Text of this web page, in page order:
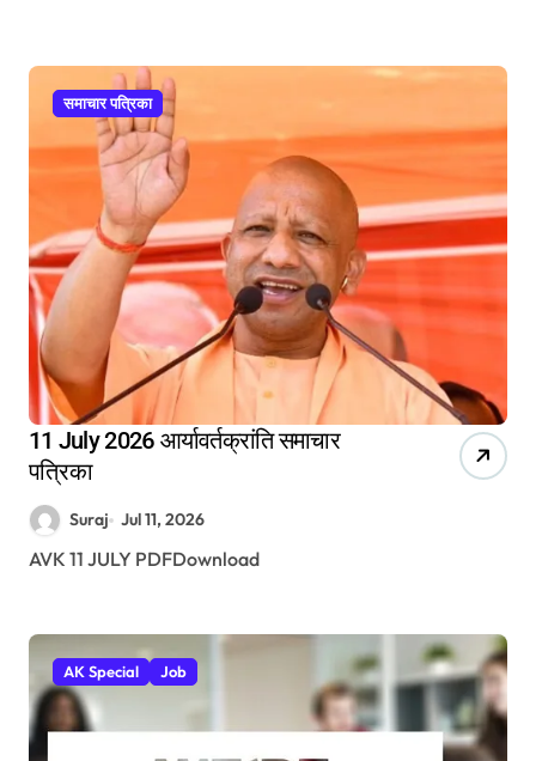
समाचार पत्रिका
11 July 2026 आर्यावर्तक्रांति समाचार
पत्रिका
Suraj Jul 11, 2026
AVK 11 JULY PDFDownload
AK Special Job